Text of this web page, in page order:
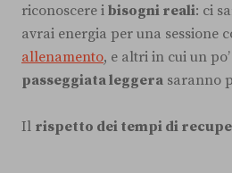
riconoscere i bisogni reali: ci
avrai energia per una sessione
allenamento, e altri in cui un
passeggiata leggera saranno
Il rispetto dei tempi di